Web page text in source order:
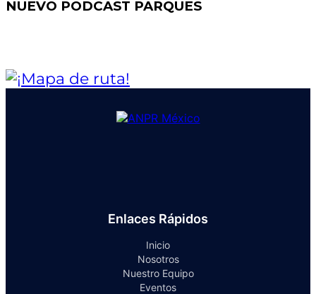
NUEVO PODCAST PARQUES
Enlaces Rápidos
Inicio
Nosotros
Nuestro Equipo
Eventos